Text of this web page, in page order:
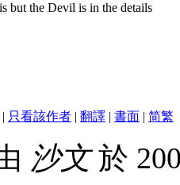
but the Devil is in the details
| 只看該作者 | 翻譯 | 書面 | 简繁
沙文於